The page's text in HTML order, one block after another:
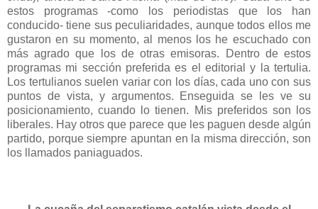
estos programas -como los periodistas que los han
conducido- tiene sus peculiaridades, aunque todos ellos me
gustaron en su momento, al menos los he escuchado con
más agrado que los de otras emisoras. Dentro de estos
programas mi sección preferida es el editorial y la tertulia.
Los tertulianos suelen variar con los días, cada uno con sus
puntos de vista, y argumentos. Enseguida se les ve su
posicionamiento, cuando lo tienen. Mis preferidos son los
liberales. Hay otros que parece que les paguen desde algún
partido, porque siempre apuntan en la misma dirección, son
los llamados paniaguados.